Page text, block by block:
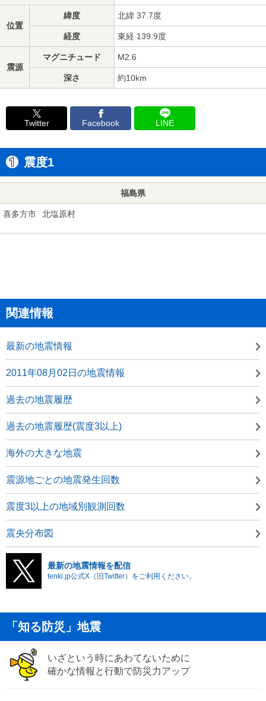
位置
緯度 北緯 37.7度
経度 東経 139.9度
震源
マグニチュード M2.6
深さ 約10km
Twitter Facebook LINE
震度1
福島県
喜多方市 北塩原村
関連情報
最新の地震情報
2011年08月02日の地震情報
過去の地震履歴
過去の地震履歴(震度3以上)
海外の大きな地震
震源地ごとの地震発生回数
震度3以上の地域別観測回数
震央分布図
最新の地震情報を配信
tenki.jp公式X（旧Twitter）をご利用ください。
「知る防災」地震
いざという時にあわてないために
確かな情報と行動で防災力アップ